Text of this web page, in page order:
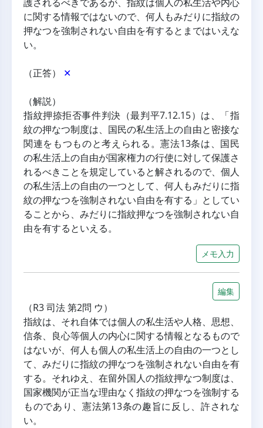
に関する情報ではないので、何人もみだりに指紋の
押なつを強制されない自由を有するとまではいえな
い。
（正答） ✕
（解説）
指紋押捺拒否事件判決（最判平7.12.15）は、「指
紋の押なつ制度は、国民の私生活上の自由と密接な
関連をもつものと考えられる。憲法13条は、国民
の私生活上の自由が国家権力の行使に対して保護さ
れるべきことを規定していると解されるので、個人
の私生活上の自由の一つとして、何人もみだりに指
紋の押なつを強制されない自由を有する」としてい
ることから、みだりに指紋押なつを強制されない自
由を有するといえる。
メモ入力
編集
（R3 司法 第2問 ウ）
指紋は、それ自体では個人の私生活や人格、思想、
信条、良心等個人の内心に関する情報となるもので
はないが、何人も個人の私生活上の自由の一つとし
て、みだりに指紋の押なつを強制されない自由を有
する。それゆえ、在留外国人の指紋押なつ制度は、
国家機関が正当な理由なく指紋の押なつを強制する
ものであり、憲法第13条の趣旨に反し、許されな
い。